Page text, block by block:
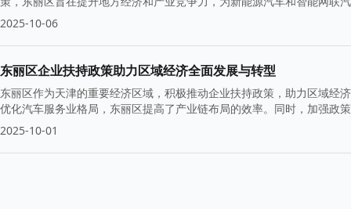
2025-10-06
东丽区企业扶持政策助力区域经济全面发展与转型
东丽区作为天津的重要经济区域，积极推动企业扶持政策，助力区域经
优化汽车服务业格局，东丽区提高了产业链布局的效率。同时，加强政
境。
2025-10-01